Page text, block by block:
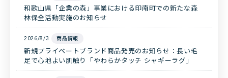
店舗・チラシ検索
和歌山県「企業の森」事業における印南町での新たな森
林保全活動実施のお知らせ
2026/8/3 商品情報
新規プライベートブランド商品発売のお知らせ：長い毛
足で心地よい肌触り「やわらかタッチ シャギーラグ」